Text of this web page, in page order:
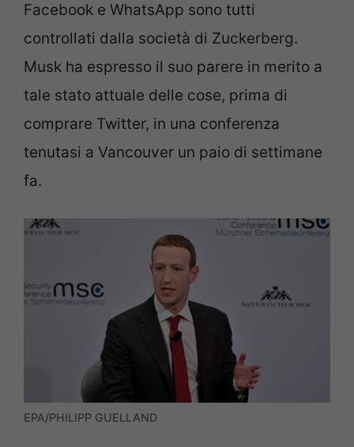
Facebook e WhatsApp sono tutti
controllati dalla società di Zuckerberg.
Musk ha espresso il suo parere in merito a
tale stato attuale delle cose, prima di
comprare Twitter, in una conferenza
tenutasi a Vancouver un paio di settimane
fa.
EPA/PHILIPP GUELLAND